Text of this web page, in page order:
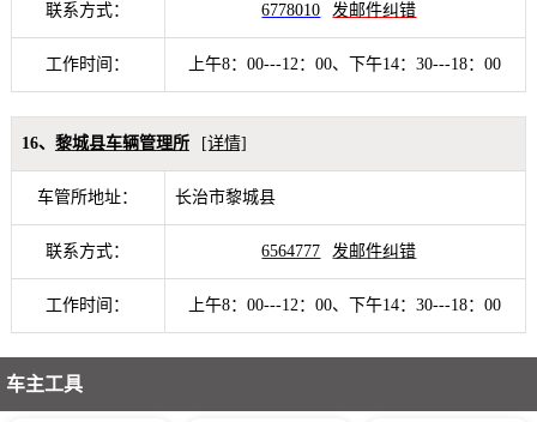
联系方式： 6778010 发邮件纠错
工作时间： 上午8：00---12：00、下午14：30---18：00
16、 黎城县车辆管理所 [详情]
车管所地址： 长治市黎城县
联系方式： 6564777 发邮件纠错
工作时间： 上午8：00---12：00、下午14：30---18：00
车主工具